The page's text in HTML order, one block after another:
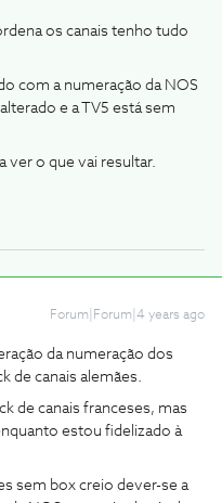
os canais tenho tudo
com a numeração da NOS
e a TV5 está sem
ver o que vai resultar.
Forum|Forum|4 years ago
da numeração dos
de canais alemães.
de canais franceses, mas
estou fidelizado à
sem box creio dever-se a